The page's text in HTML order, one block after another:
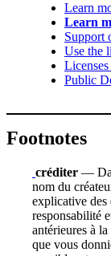
Learn
Learn
Support
Use the
Public
Footnotes
créditer —
nom du
explicative des
responsabilité
antérieures à
que vous